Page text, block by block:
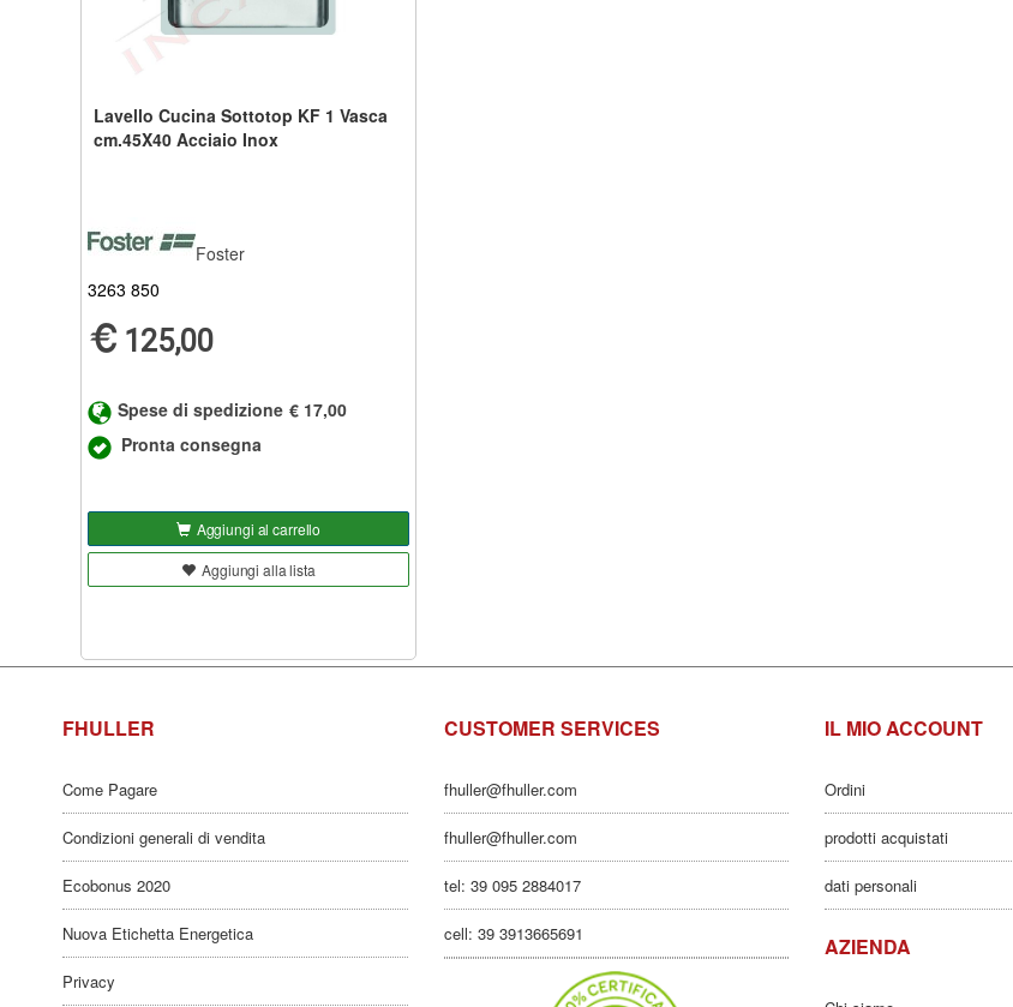
Lavello Cucina Sottotop KF 1 Vasca
cm.45X40 Acciaio Inox
Foster
3263 850
125,00
Spese di spedizione € 17,00
Pronta consegna
Aggiungi al carrello
Aggiungi alla lista
FHULLER
Come Pagare
Condizioni generali di vendita
Ecobonus 2020
Nuova Etichetta Energetica
Privacy
CUSTOMER SERVICES
fhuller@fhuller.com
fhuller@fhuller.com
tel: 39 095 2884017
cell: 39 3913665691
IL MIO ACCOUNT
Ordini
prodotti acquistati
dati personali
AZIENDA